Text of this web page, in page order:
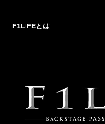
F1LIFEとは